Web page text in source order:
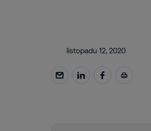
listopadu 12, 2020